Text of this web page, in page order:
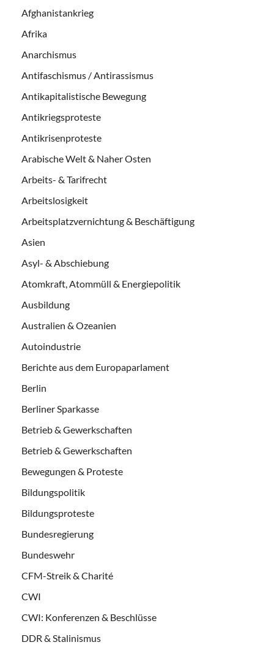
Afghanistankrieg
Afrika
Anarchismus
Antifaschismus / Antirassismus
Antikapitalistische Bewegung
Antikriegsproteste
Antikrisenproteste
Arabische Welt & Naher Osten
Arbeits- & Tarifrecht
Arbeitslosigkeit
Arbeitsplatzvernichtung & Beschäftigung
Asien
Asyl- & Abschiebung
Atomkraft, Atommüll & Energiepolitik
Ausbildung
Australien & Ozeanien
Autoindustrie
Berichte aus dem Europaparlament
Berlin
Berliner Sparkasse
Betrieb & Gewerkschaften
Betrieb & Gewerkschaften
Bewegungen & Proteste
Bildungspolitik
Bildungsproteste
Bundesregierung
Bundeswehr
CFM-Streik & Charité
CWI
CWI: Konferenzen & Beschlüsse
DDR & Stalinismus